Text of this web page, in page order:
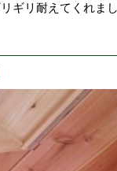
ギリ耐えてくれまし